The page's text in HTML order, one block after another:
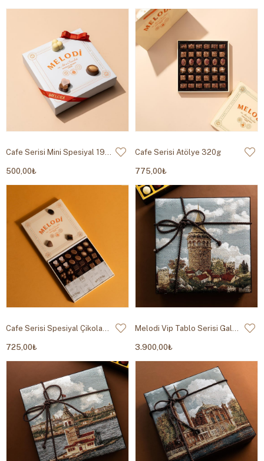
Cafe Serisi Mini Spesiyal 190g
500,00₺
Cafe Serisi Atölye 320g
775,00₺
Cafe Serisi Spesiyal Çikolata 355g
725,00₺
Melodi Vip Tablo Serisi Galata Kulesi
3.900,00₺